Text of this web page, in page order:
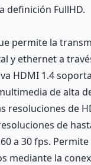
definición FullHD.
permite la
y ethernet a
HDMI 1.4
de alta
resoluciones de
de
a 30 fps.
mediante la